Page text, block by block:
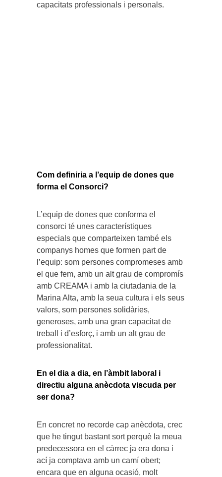
capacitats professionals i personals.
Com definiria a l’equip de dones que
forma el Consorci?
L’equip de dones que conforma el
consorci té unes característiques
especials que comparteixen també els
companys homes que formen part de
l’equip: som persones compromeses amb
el que fem, amb un alt grau de compromís
amb CREAMA i amb la ciutadania de la
Marina Alta, amb la seua cultura i els seus
valors, som persones solidàries,
generoses, amb una gran capacitat de
treball i d’esforç, i amb un alt grau de
professionalitat.
En el dia a dia, en l’àmbit laboral i
directiu alguna anècdota viscuda per
ser dona?
En concret no recorde cap anècdota, crec
que he tingut bastant sort perquè la meua
predecessora en el càrrec ja era dona i
ací ja comptava amb un camí obert;
encara que en alguna ocasió, molt